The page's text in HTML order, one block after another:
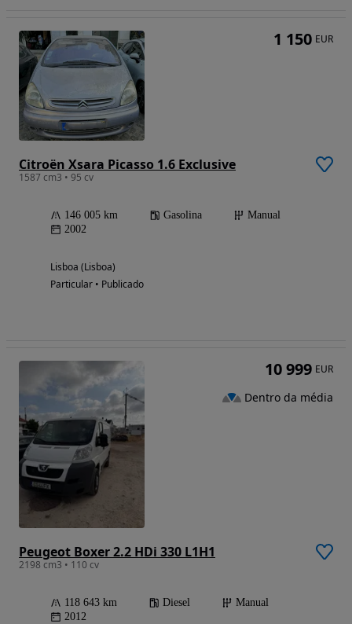
Citroën Xsara Picasso 1.6 Exclusive
1587 cm3 • 95 cv
146 005 km Gasolina
Manual
2002
Lisboa (Lisboa)
Particular • Publicado
1 150 EUR
Peugeot Boxer 2.2 HDi 330 L1H1
2198 cm3 • 110 cv
118 643 km Diesel
Manual
2012
10 999 EUR
Dentro da média